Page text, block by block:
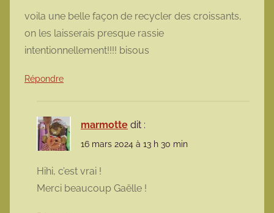
voila une belle façon de recycler des croissants,
on les laisserais presque rassie
intentionnellement!!!! bisous
Répondre
marmotte dit :
16 mars 2024 à 13 h 30 min
Hihi, c’est vrai !
Merci beaucoup Gaëlle !